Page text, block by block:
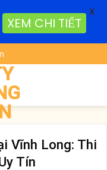
Vĩnh Long: Thi
Tín
XEM CHI TIẾT
X